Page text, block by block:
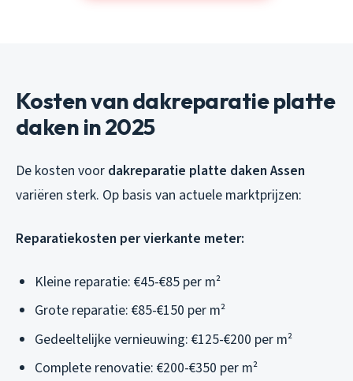
Kosten van dakreparatie platte
daken in 2025
De kosten voor dakreparatie platte daken Assen
variëren sterk. Op basis van actuele marktprijzen:
Reparatiekosten per vierkante meter:
Kleine reparatie: €45-€85 per m²
Grote reparatie: €85-€150 per m²
Gedeeltelijke vernieuwing: €125-€200 per m²
Complete renovatie: €200-€350 per m²